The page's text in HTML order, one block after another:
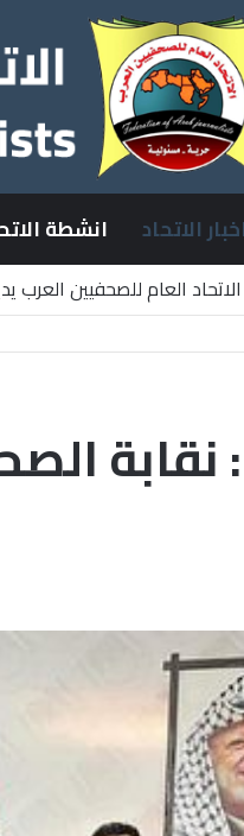
اخبار الاتحاد انشطة
الاتحاد العام للصحفيين العرب
نقابة